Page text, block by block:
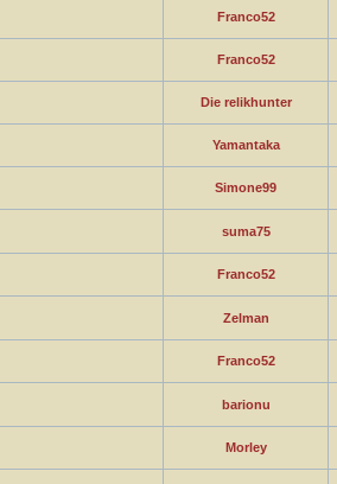
Franco52
Franco52
Die relikhunter
Yamantaka
Simone99
suma75
Franco52
Zelman
Franco52
barionu
Morley